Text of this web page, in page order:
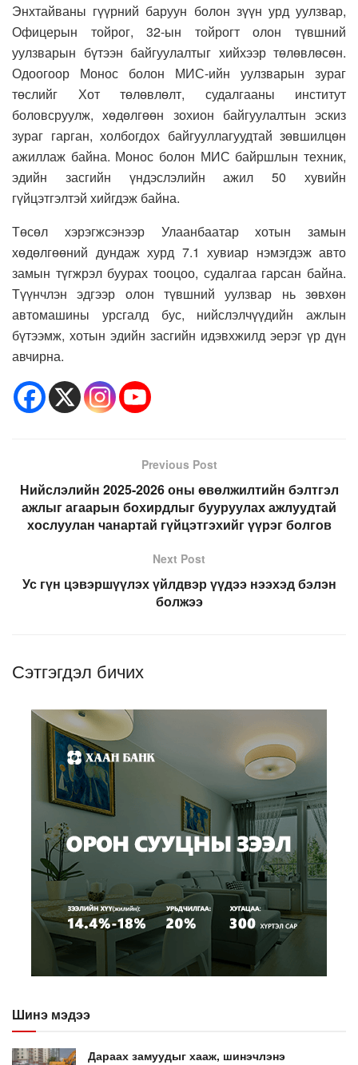
Энхтайваны гүүрний баруун болон зүүн урд уулзвар,
Офицерын тойрог, 32-ын тойрогт олон түвшний
уулзварын бүтээн байгуулалтыг хийхээр төлөвлөсөн.
Одоогоор Монос болон МИС-ийн уулзварын зураг
төслийг Хот төлөвлөлт, судалгааны институт
боловсруулж, хөдөлгөөн зохион байгуулалтын эскиз
зураг гарган, холбогдох байгууллагуудтай зөвшилцөн
ажиллаж байна. Монос болон МИС байршлын техник,
эдийн засгийн үндэслэлийн ажил 50 хувийн
гүйцэтгэлтэй хийгдэж байна.
Төсөл хэрэгжсэнээр Улаанбаатар хотын замын
хөдөлгөөний дундаж хурд 7.1 хувиар нэмэгдэж авто
замын түгжрэл буурах тооцоо, судалгаа гарсан байна.
Түүнчлэн эдгээр олон түвшний уулзвар нь зөвхөн
автомашины урсгалд бус, нийслэлчүүдийн ажлын
бүтээмж, хотын эдийн засгийн идэвхжилд эерэг үр дүн
авчирна.
Previous Post
Нийслэлийн 2025-2026 оны өвөлжилтийн бэлтгэл
ажлыг агаарын бохирдлыг бууруулах ажлуудтай
хослуулан чанартай гүйцэтгэхийг үүрэг болгов
Next Post
Ус гүн цэвэршүүлэх үйлдвэр үүдээ нээхэд бэлэн
болжээ
Сэтгэгдэл бичих
Шинэ мэдээ
Дараах замуудыг хааж, шинэчлэнэ